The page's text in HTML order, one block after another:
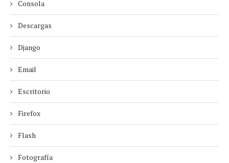
Consola
Descargas
Django
Email
Escritorio
Firefox
Flash
Fotografía